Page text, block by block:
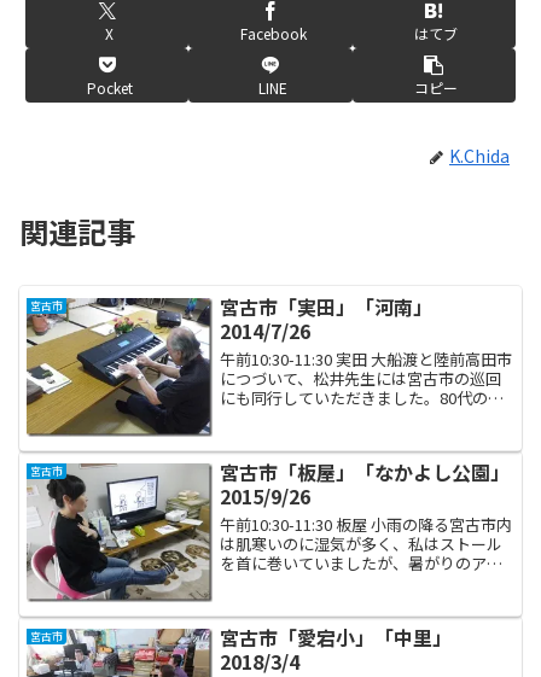
X Facebook はてブ
Pocket LINE コピー
K.Chida
関連記事
宮古市
宮古市「実田」「河南」
2014/7/26
午前10:30-11:30 実田 大船渡と陸前高田市
につづいて、松井先生には宮古市の巡回
にも同行していただきました。80代の松
た。なんてタフなんでしょう。 実田では
参加...
宮古市
宮古市「板屋」「なかよし公園」
2015/9/26
午前10:30-11:30 板屋 小雨の降る宮古市内
は肌寒いのに湿気が多く、私はストール
を首に巻いていましたが、暑がりのアシ
のに、暑がりはそのままなのね。 さて、
板屋公...
宮古市
宮古市「愛宕小」「中里」
2018/3/4